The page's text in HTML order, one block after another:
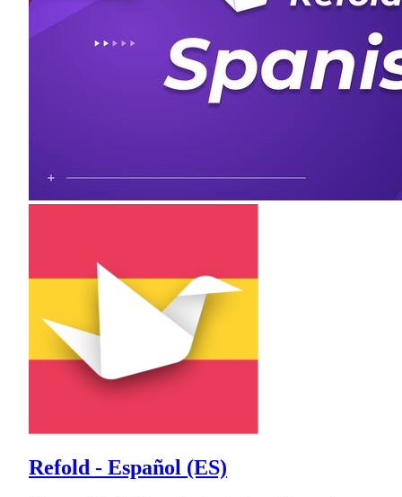
Refold - Español (ES)